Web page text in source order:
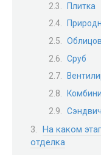
Плитка
Сруб
На каком
отделка